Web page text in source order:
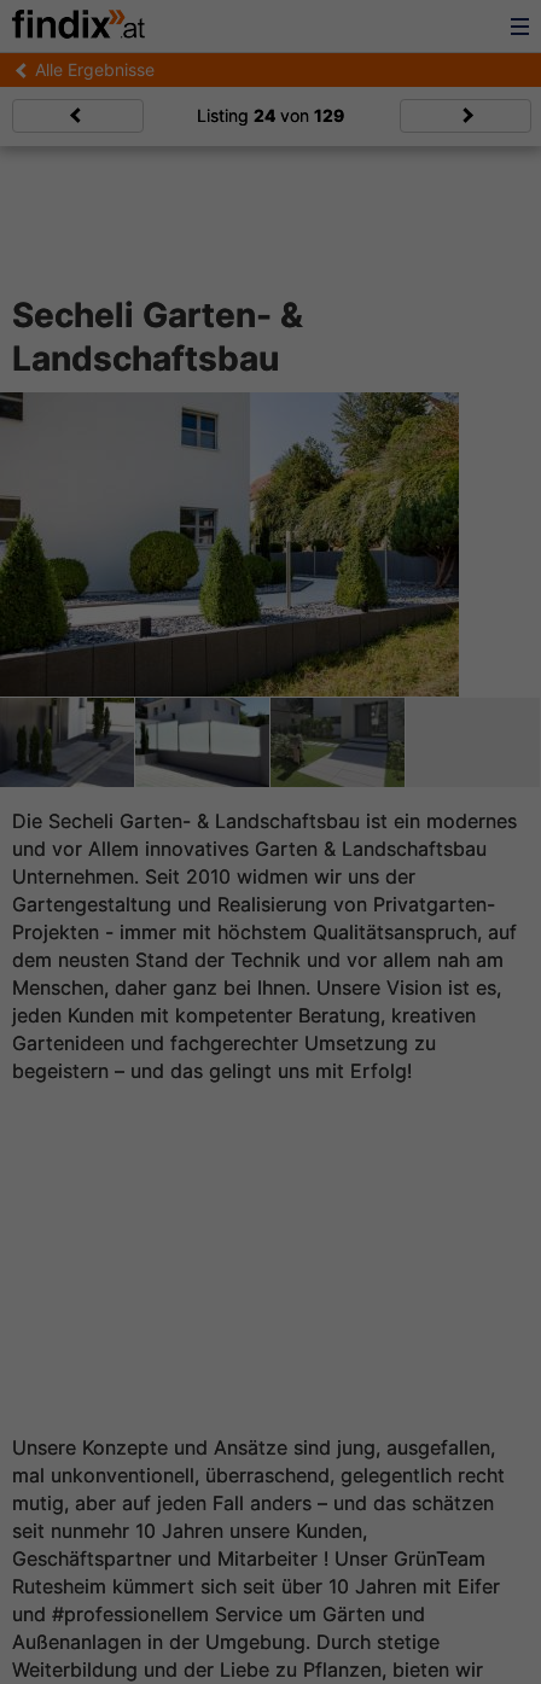
Alle Ergebnisse
Listing 24 von 129
Secheli Garten- &
Landschaftsbau
Die Secheli Garten- & Landschaftsbau ist ein modernes
und vor Allem innovatives Garten & Landschaftsbau
Unternehmen. Seit 2010 widmen wir uns der
Gartengestaltung und Realisierung von Privatgarten-
Projekten - immer mit höchstem Qualitätsanspruch, auf
dem neusten Stand der Technik und vor allem nah am
Menschen, daher ganz bei Ihnen. Unsere Vision ist es,
jeden Kunden mit kompetenter Beratung, kreativen
Gartenideen und fachgerechter Umsetzung zu
begeistern – und das gelingt uns mit Erfolg!
Unsere Konzepte und Ansätze sind jung, ausgefallen,
mal unkonventionell, überraschend, gelegentlich recht
mutig, aber auf jeden Fall anders – und das schätzen
seit nunmehr 10 Jahren unsere Kunden,
Geschäftspartner und Mitarbeiter ! Unser GrünTeam
Rutesheim kümmert sich seit über 10 Jahren mit Eifer
und #professionellem Service um Gärten und
Außenanlagen in der Umgebung. Durch stetige
Weiterbildung und der Liebe zu Pflanzen, bieten wir